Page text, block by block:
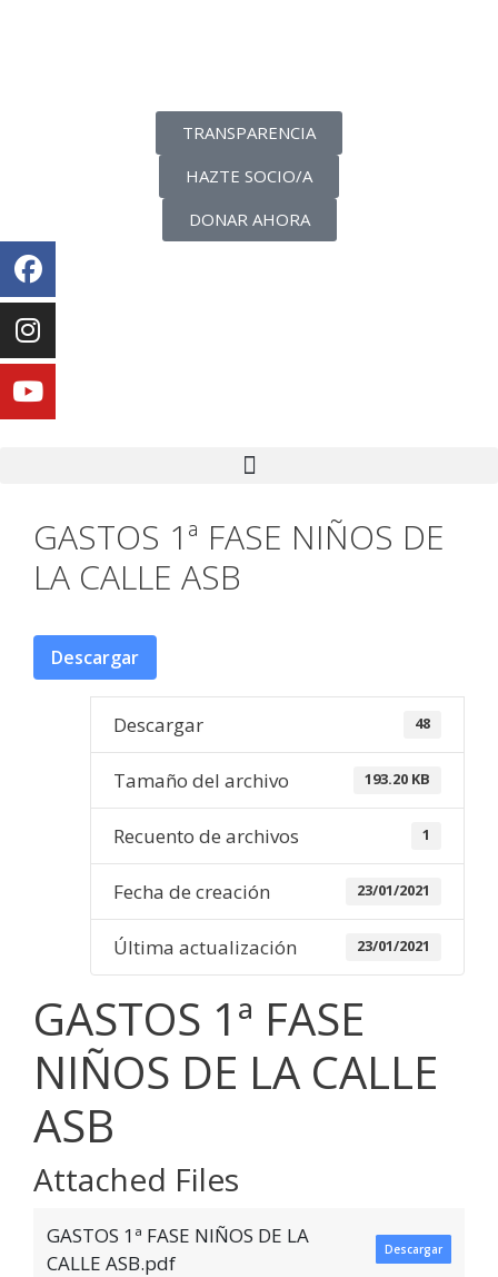
TRANSPARENCIA
HAZTE SOCIO/A
DONAR AHORA
GASTOS 1ª FASE NIÑOS DE
LA CALLE ASB
Descargar
Descargar 48
Tamaño del archivo 193.20 KB
Recuento de archivos 1
Fecha de creación 23/01/2021
Última actualización 23/01/2021
GASTOS 1ª FASE
NIÑOS DE LA CALLE
ASB
Attached Files
GASTOS 1ª FASE NIÑOS DE LA
CALLE ASB.pdf
Descargar